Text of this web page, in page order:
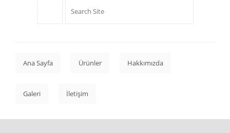
Ana Sayfa Ürünler Hakkımızda
Galeri İletişim